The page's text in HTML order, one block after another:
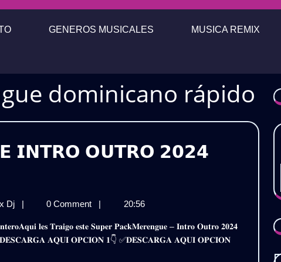
GENEROS MUSICALES MUSICA REMIX
dominicano rápido
𝗜𝗡𝗧𝗥𝗢 𝗢𝗨𝗧𝗥𝗢 𝟮𝟬𝟮𝟰
Dj
𝗣𝗔𝗖𝗞
𝗜𝗡𝗧𝗥𝗢
𝗢𝗨𝗧𝗥𝗢
| 0 Comment | 20:56
✅𝐃𝐄𝐒𝐂𝐀𝐑𝐆𝐀 𝐀𝐐𝐔𝐈 𝐎𝐏𝐂𝐈𝐎𝐍 𝟏👇 ✅𝐃𝐄𝐒𝐂𝐀𝐑𝐆𝐀 𝐀𝐐𝐔𝐈 𝐎𝐏𝐂𝐈𝐎𝐍